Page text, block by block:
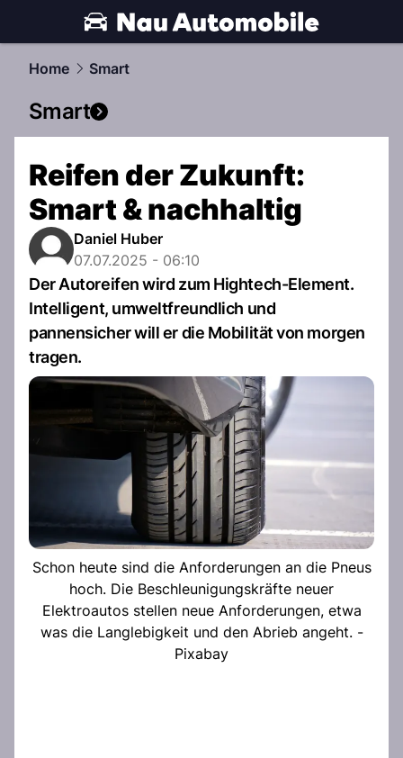
automobile.NAU.ch
Home Smart
Smart
Reifen der Zukunft:
Smart & nachhaltig
Daniel Huber
07.07.2025 - 06:10
Der Autoreifen wird zum Hightech-Element.
Intelligent, umweltfreundlich und
pannensicher will er die Mobilität von morgen
tragen.
Schon heute sind die Anforderungen an die Pneus
hoch. Die Beschleunigungskräfte neuer
Elektroautos stellen neue Anforderungen, etwa
was die Langlebigkeit und den Abrieb angeht. -
Pixabay